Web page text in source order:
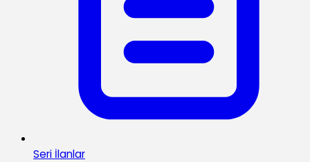
Seri İlanlar